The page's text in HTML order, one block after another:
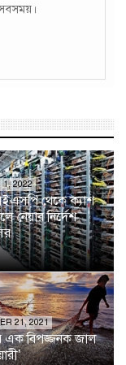
1, 2022
থেকে ক্যাশ
নেয়ার নির্দেশ
21, 2021
এক বিপজ্জনক জাল